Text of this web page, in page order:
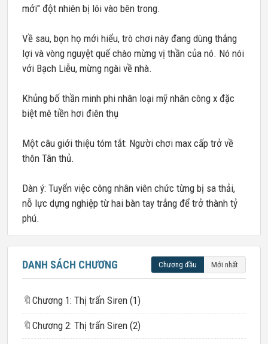
mới" đột nhiên bị lôi vào bên trong.
Về sau, bọn họ mới hiểu, trò chơi này đang dùng thắng
lợi và vòng nguyệt quế chào mừng vị thần của nó. Nó nói
với Bạch Liễu, mừng ngài về nhà.
Khủng bố thần minh phi nhân loại mỹ nhân công x đặc
biệt mê tiền hơi điên thụ
Một câu giới thiệu tóm tắt: Người chơi max cấp trở về
thôn Tân thủ.
Dàn ý: Tuyển việc công nhân viên chức từng bị sa thải,
nỗ lực dựng nghiệp từ hai bàn tay trắng để trở thành tỷ
phú.
DANH SÁCH CHƯƠNG Chương đầu Mới nhất
🔖 Chương 1: Thị trấn Siren (1)
🔖 Chương 2: Thị trấn Siren (2)